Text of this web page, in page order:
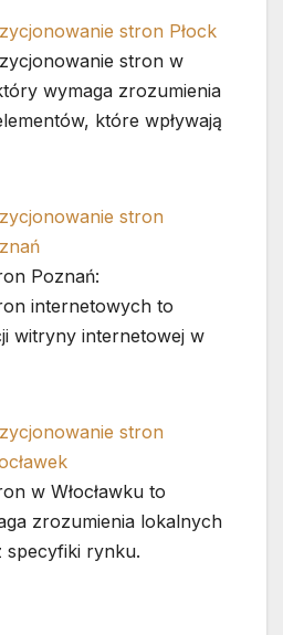
stron Płock
stron w
wymaga zrozumienia
które wpływają
stron
Poznań:
internetowych to
witryny internetowej w
stron
w Włocławku to
zrozumienia lokalnych
specyfiki rynku.